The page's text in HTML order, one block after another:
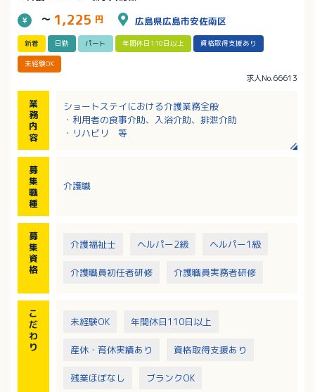
～ 1,225 円 広島県広島市安佐南区
新着 日勤 パート 年間休日110日以上 資格取得支援あり
未経験OK
求人No.66613
業
務
内
容
ショートステイにおける介護業務全般
・利用者の食事介助、入浴介助、排泄介助
・リハビリ 等
募
集
職
種
介護職
募
集
資
格
介護福祉士 ヘルパー2級 ヘルパー1級
介護職員初任者研修 介護職員実務者研修
こ
だ
わ
り
未経験OK 年間休日110日以上
産休・育休実績あり 資格取得支援あり
残業ほぼなし ブランクOK